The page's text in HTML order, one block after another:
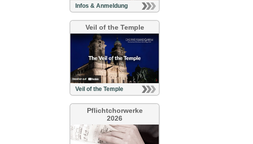
Infos & Anmeldung
Veil of the Temple
Veil of the Temple
Pflichtchorwerke
2026